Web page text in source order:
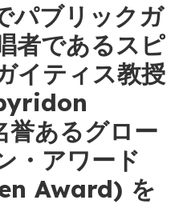
パブリックガ
者であるスピ
イティス教授
あるグロー
・アワード
Award) を